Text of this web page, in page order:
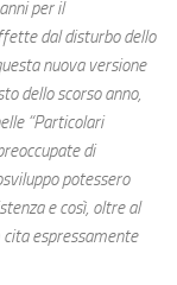
per il
dal disturbo dello
nuova versione
dello scorso anno,
“Particolari
di
potessero
e così, oltre al
espressamente